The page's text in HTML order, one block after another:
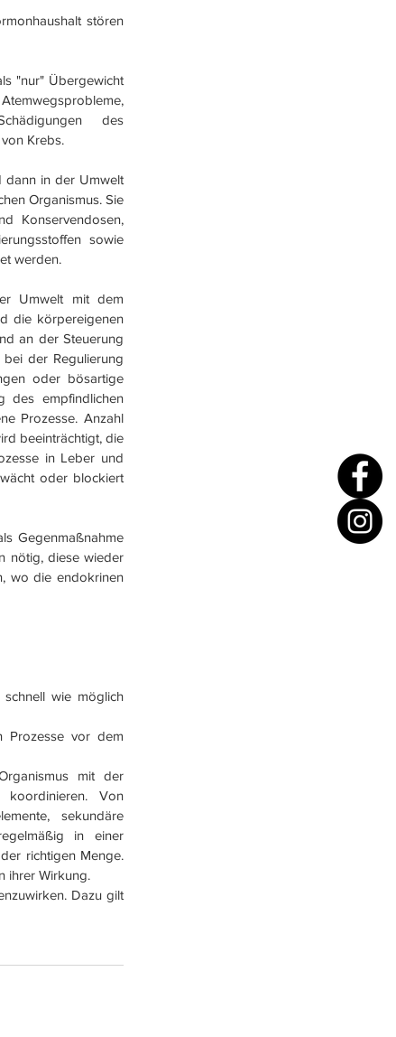
stören
"nur" Übergewicht
des
Krebs.
dann in der Umwelt
Organismus. Sie
Konservendosen,
sowie
werden.
Umwelt mit dem
die körpereigenen
an der Steuerung
der Regulierung
oder bösartige
des empfindlichen
Prozesse. Anzahl
beeinträchtigt, die
in Leber und
oder blockiert
Gegenmaßnahme
nötig, diese wieder
wo die endokrinen
wie möglich
Prozesse vor dem
mit der
koordinieren. Von
sekundäre
in einer
richtigen Menge.
ihrer Wirkung.
Dazu gilt